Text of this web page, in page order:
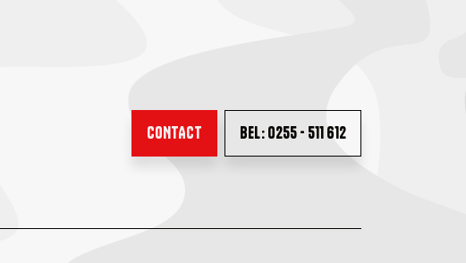
CONTACT BEL: 0255 - 511 612